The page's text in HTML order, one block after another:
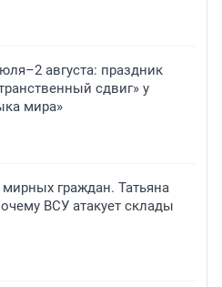
августа: праздник
сдвиг» у
мира»
граждан. Татьяна
ВСУ атакует склады